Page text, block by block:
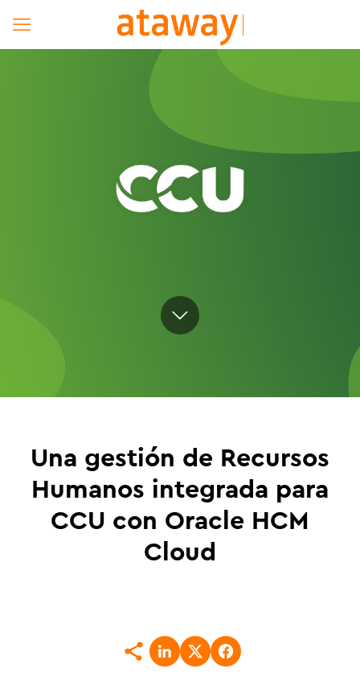
Una gestión de Recursos
Humanos integrada para
CCU con Oracle HCM
Cloud